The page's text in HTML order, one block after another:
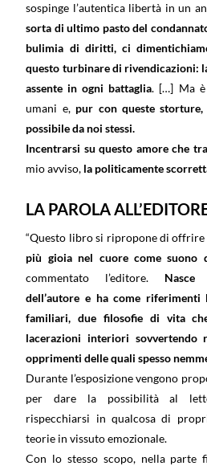
sospinge l’autentica libertà in un
sorta di ultimo pasto del
bulimia di diritti, ci
questo turbinare di rivendicazioni:
assente in ogni battaglia. […] Ma
umani e, pur con queste
possibile da noi stessi.
Incentrarsi su questo amore che
mio avviso, la politicamente
LA PAROLA
“Questo libro si ripropone di offrire
più gioia nel cuore come suono
commentato l’editore. Nasce
dell’autore e ha come
familiari, due filosofie di vita
lacerazioni interiori sovvertendo
opprimenti delle quali spesso
Durante l’esposizione vengono
per dare la possibilità al
rispecchiarsi in qualcosa di
teorie in vissuto emozionale.
Con lo stesso scopo, nella parte